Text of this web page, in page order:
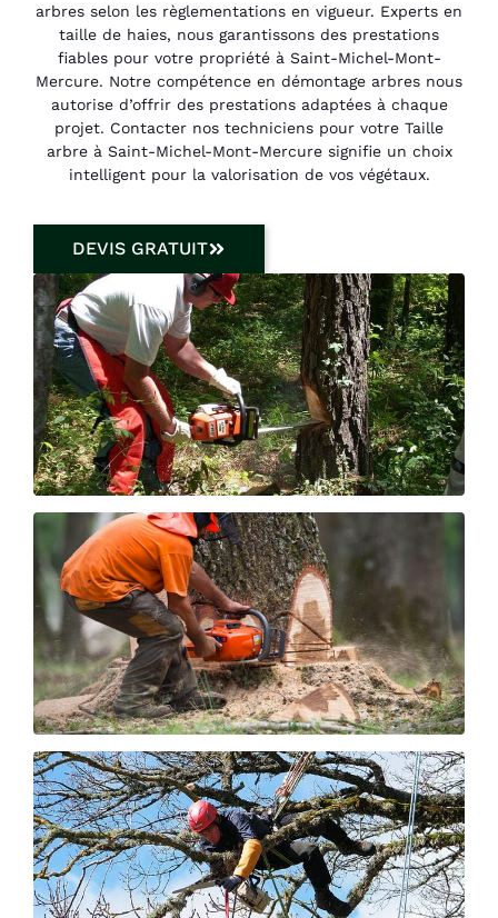
arbres selon les règlementations en vigueur. Experts en
taille de haies, nous garantissons des prestations
fiables pour votre propriété à Saint-Michel-Mont-
Mercure. Notre compétence en démontage arbres nous
autorise d’offrir des prestations adaptées à chaque
projet. Contacter nos techniciens pour votre Taille
arbre à Saint-Michel-Mont-Mercure signifie un choix
intelligent pour la valorisation de vos végétaux.
DEVIS GRATUIT